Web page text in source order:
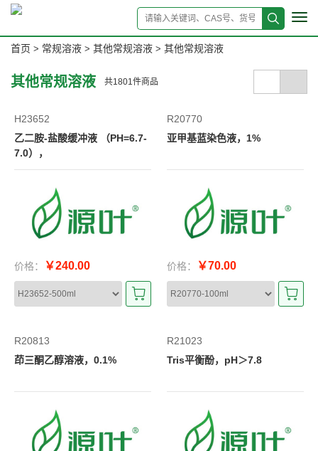
首页 > 常规溶液 > 其他常规溶液 > 其他常规溶液
其他常规溶液 共1801 件商品
H23652
乙二胺-盐酸缓冲液 （PH=6.7-
7.0），
价格： ￥240.00
R20770
亚甲基蓝染色液，1%
价格： ￥70.00
R20813
茚三酮乙醇溶液，0.1%
R21023
Tris平衡酚，pH＞7.8